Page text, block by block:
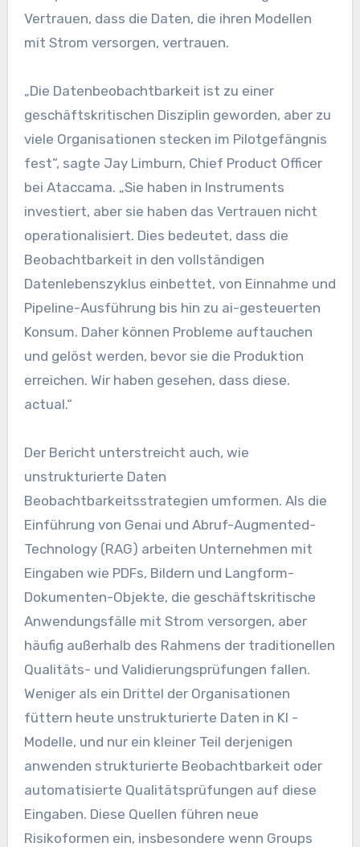
Vertrauen, dass die Daten, die ihren Modellen
mit Strom versorgen, vertrauen.
„Die Datenbeobachtbarkeit ist zu einer
geschäftskritischen Disziplin geworden, aber zu
viele Organisationen stecken im Pilotgefängnis
fest“, sagte Jay Limburn, Chief Product Officer
bei Ataccama. „Sie haben in Instruments
investiert, aber sie haben das Vertrauen nicht
operationalisiert. Dies bedeutet, dass die
Beobachtbarkeit in den vollständigen
Datenlebenszyklus einbettet, von Einnahme und
Pipeline-Ausführung bis hin zu ai-gesteuerten
Konsum. Daher können Probleme auftauchen
und gelöst werden, bevor sie die Produktion
erreichen. Wir haben gesehen, dass diese.
actual.“
Der Bericht unterstreicht auch, wie
unstrukturierte Daten
Beobachtbarkeitsstrategien umformen. Als die
Einführung von Genai und Abruf-Augmented-
Technology (RAG) arbeiten Unternehmen mit
Eingaben wie PDFs, Bildern und Langform-
Dokumenten-Objekte, die geschäftskritische
Anwendungsfälle mit Strom versorgen, aber
häufig außerhalb des Rahmens der traditionellen
Qualitäts- und Validierungsprüfungen fallen.
Weniger als ein Drittel der Organisationen
füttern heute unstrukturierte Daten in KI -
Modelle, und nur ein kleiner Teil derjenigen
anwenden strukturierte Beobachtbarkeit oder
automatisierte Qualitätsprüfungen auf diese
Eingaben. Diese Quellen führen neue
Risikoformen ein, insbesondere wenn Groups